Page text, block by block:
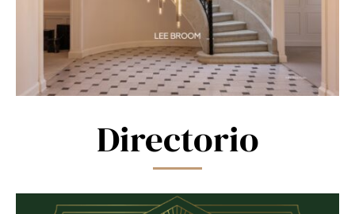
Directorio